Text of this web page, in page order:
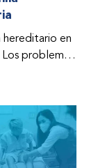
en ambas
Humanitaria
cuando
mejor.
hereditario en
problemas
también
la vida no
que la
Mundial